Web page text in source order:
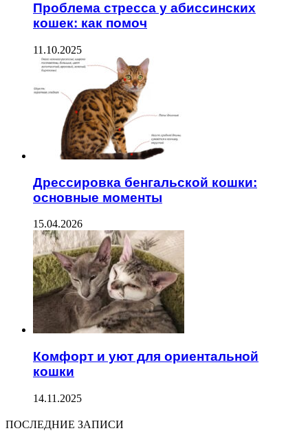
Проблема стресса у абиссинских
кошек: как помоч
11.10.2025
Дрессировка бенгальской кошки:
основные моменты
15.04.2026
Комфорт и уют для ориентальной
кошки
14.11.2025
ПОСЛЕДНИЕ ЗАПИСИ